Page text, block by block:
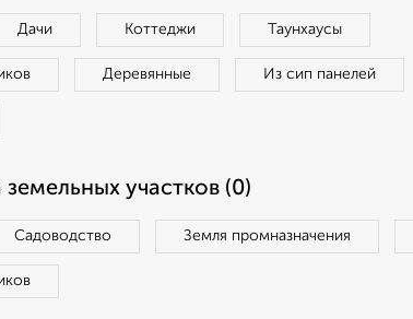
Дачи Коттеджи Таунхаусы
Деревянные Из сип панелей
участков (0)
Садоводство Земля промназначения